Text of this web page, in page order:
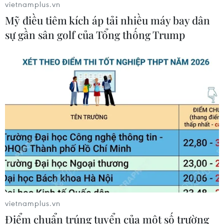
Phát hiện đối tượng tàng trữ trái
phép vũ khí quân dụng
07/08/2026 12:25
Tây Ninh cảnh báo giả mạo cơ quan
đăng ký kinh doanh để lừa đảo
Tiến "Bịp" hầu tòa trong vụ
án tổ chức sử dụng trái phép chất ma
túy
vietnamplus.vn
Mỹ điều tiêm kích áp tải nhiều máy bay dân
sự gần sân golf của Tổng thống Trump
vietnamplus.vn
Điểm chuẩn trúng tuyển của một số trường